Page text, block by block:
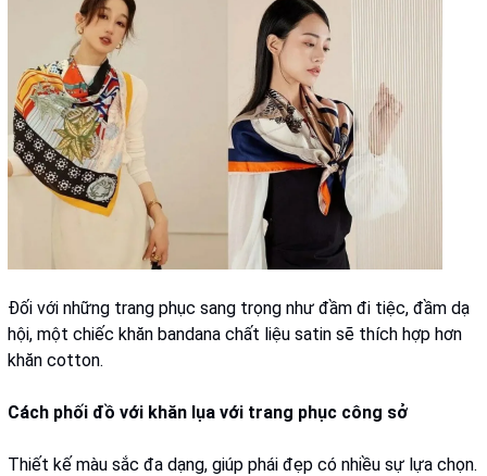
Đối với những trang phục sang trọng như đầm đi tiệc, đầm dạ
hội, một chiếc khăn bandana chất liệu satin sẽ thích hợp hơn
khăn cotton.
Cách phối đồ với khăn lụa với trang phục công sở
Thiết kế màu sắc đa dạng, giúp phái đẹp có nhiều sự lựa chọn.